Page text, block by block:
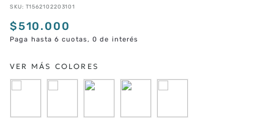
SKU: T1562102203101
$510.000
Paga hasta 6 cuotas, 0 de interés